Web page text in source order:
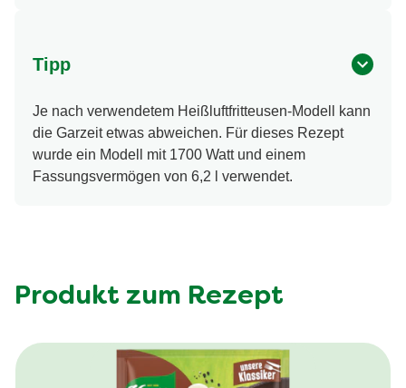
Tipp
Je nach verwendetem Heißluftfritteusen-Modell kann
die Garzeit etwas abweichen. Für dieses Rezept
wurde ein Modell mit 1700 Watt und einem
Fassungsvermögen von 6,2 l verwendet.
Produkt zum Rezept